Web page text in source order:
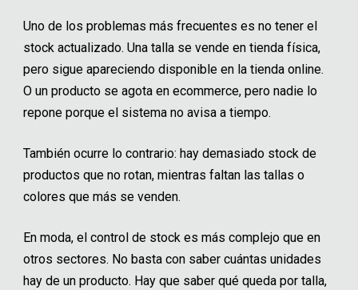
Uno de los problemas más frecuentes es no tener el
stock actualizado. Una talla se vende en tienda física,
pero sigue apareciendo disponible en la tienda online.
O un producto se agota en ecommerce, pero nadie lo
repone porque el sistema no avisa a tiempo.
También ocurre lo contrario: hay demasiado stock de
productos que no rotan, mientras faltan las tallas o
colores que más se venden.
En moda, el control de stock es más complejo que en
otros sectores. No basta con saber cuántas unidades
hay de un producto. Hay que saber qué queda por talla,